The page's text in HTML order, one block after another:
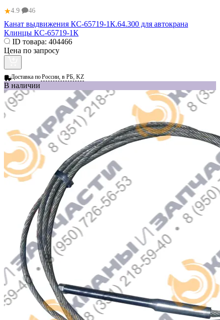
★4.9 46
Канат выдвижения КС-65719-1К.64.300 для автокрана
Клинцы КС-65719-1К
ID товара: 404466
Цена по запросу
Доставка поРоссии, в РБ, KZ
В наличии